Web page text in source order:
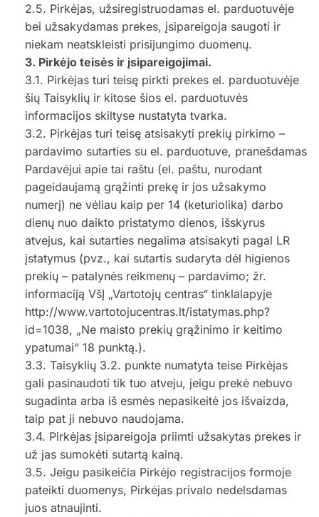
2.5. Pirkėjas, užsiregistruodamas el. parduotuvėje
bei užsakydamas prekes, įsipareigoja saugoti ir
niekam neatskleisti prisijungimo duomenų.
3. Pirkėjo teisės ir įsipareigojimai.
3.1. Pirkėjas turi teisę pirkti prekes el. parduotuvėje
šių Taisyklių ir kitose šios el. parduotuvės
informacijos skiltyse nustatyta tvarka.
3.2. Pirkėjas turi teisę atsisakyti prekių pirkimo –
pardavimo sutarties su el. parduotuve, pranešdamas
Pardavėjui apie tai raštu (el. paštu, nurodant
pageidaujamą grąžinti prekę ir jos užsakymo
numerį) ne vėliau kaip per 14 (keturiolika) darbo
dienų nuo daikto pristatymo dienos, išskyrus
atvejus, kai sutarties negalima atsisakyti pagal LR
įstatymus (pvz., kai sutartis sudaryta dėl higienos
prekių – patalynės reikmenų – pardavimo; žr.
informaciją VšĮ „Vartotojų centras“ tinklalapyje
http://www.vartotojucentras.lt/istatymas.php?
id=1038, „Ne maisto prekių grąžinimo ir keitimo
ypatumai“ 18 punktą.).
3.3. Taisyklių 3.2. punkte numatyta teise Pirkėjas
gali pasinaudoti tik tuo atveju, jeigu prekė nebuvo
sugadinta arba iš esmės nepasikeitė jos išvaizda,
taip pat ji nebuvo naudojama.
3.4. Pirkėjas įsipareigoja priimti užsakytas prekes ir
už jas sumokėti sutartą kainą.
3.5. Jeigu pasikeičia Pirkėjo registracijos formoje
pateikti duomenys, Pirkėjas privalo nedelsdamas
juos atnaujinti.